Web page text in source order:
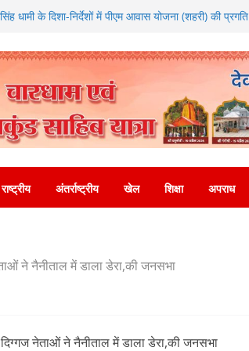
धामी के दिशा-निर्देशों में पीएम आवास योजना (शहरी) की प्रगति
पदों पर की जाएगी भर्ती
कॉरिडोर से जुड़ी 12 किमी ग्रीनफील्ड बाईपास परियोजना
निरीक्षण; समयबद्ध एवं गुणवत्तापूर्ण निर्माण सुनिश्चित करने के
से कोई समझौता नहींः डीएम
गढ़वाल विश्वविद्यालय में अनुसंधान संरचना होगी सुदृढ
वर्षा की चेतावनी के बीच जिला प्रशासन अलर्ट, सभी विभागों को
राष्ट्रीय अंतर्राष्ट्रीय खेल शिक्षा अपराध
ने नैनीताल में डाला डेरा,की जनसभा